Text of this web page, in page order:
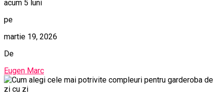
acum 5 luni
pe
martie 19, 2026
De
Eugen Marc